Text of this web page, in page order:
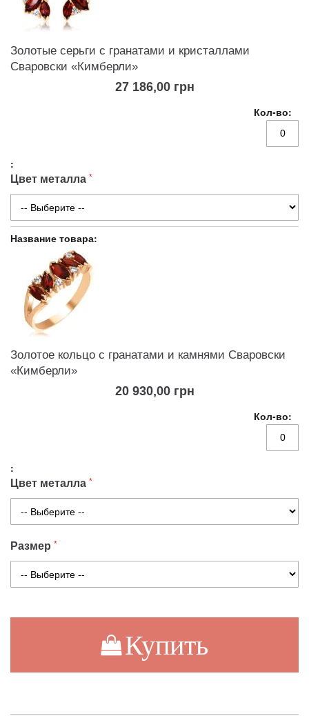
Золотые серьги с гранатами и кристаллами
Сваровски «Кимберли»
27 186,00 грн
Цвет металла
Золотое кольцо с гранатами и камнями Сваровски
«Кимберли»
20 930,00 грн
Цвет металла
Размер
Купить